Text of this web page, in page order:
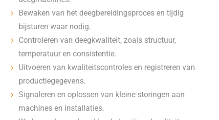
Bewaken van het deegbereidingsproces en tijdig
bijsturen waar nodig.
Controleren van deegkwaliteit, zoals structuur,
temperatuur en consistentie.
Uitvoeren van kwaliteitscontroles en registreren van
productiegegevens.
Signaleren en oplossen van kleine storingen aan
machines en installaties.